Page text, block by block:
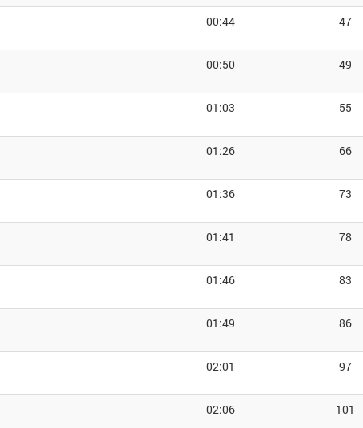
00:44 47
00:50 49
01:03 55
01:26 66
01:36 73
01:41 78
01:46 83
01:49 86
02:01 97
02:06 101